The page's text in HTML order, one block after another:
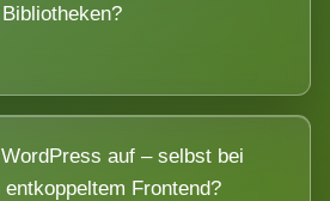
Bibliotheken?
auf – selbst bei
Frontend?